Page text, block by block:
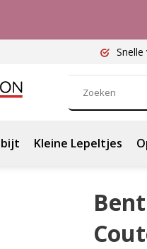
Snelle
Kleine Lepeltjes